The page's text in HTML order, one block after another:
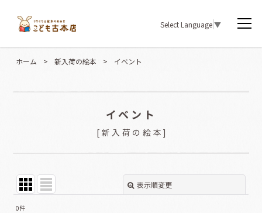
Select Language▼
ホーム > 新入荷の絵本 > イベント
イベント
[ 新入荷の絵本]
表示順変更
0件